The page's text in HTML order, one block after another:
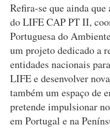
Refira-se que ainda que
do LIFE CAP PT II,
Portuguesa do
um projeto dedicado a
entidades nacionais
LIFE e desenvolver
também um espaço de
pretende impulsionar
em Portugal e na